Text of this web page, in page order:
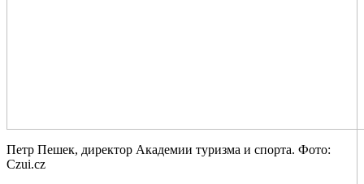
Петр Пешек, директор Академии туризма и спорта. Фото:
Czui.cz